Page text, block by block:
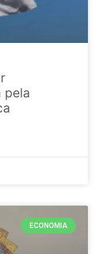
pela
ECONOMIA